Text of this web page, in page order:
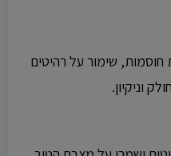
חוסמות, שימור על רהיטים
וניקיון.